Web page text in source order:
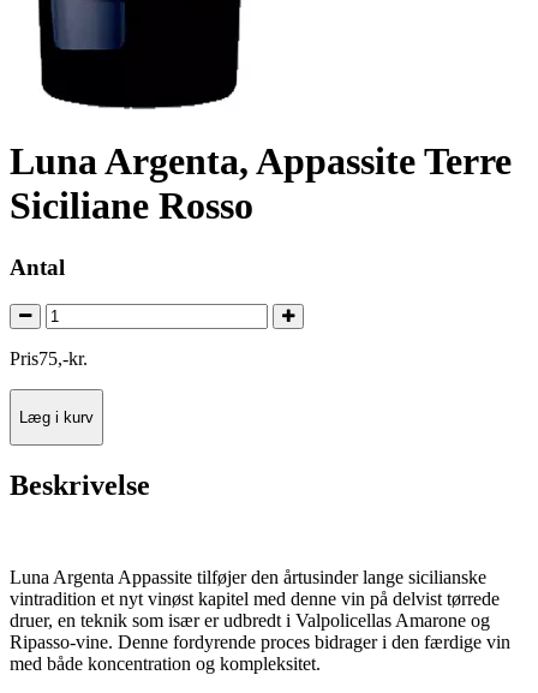
Luna Argenta, Appassite Terre
Siciliane Rosso
Antal
Pris75,-kr.
Læg i kurv
Beskrivelse
Luna Argenta Appassite tilføjer den årtusinder lange sicilianske
vintradition et nyt vinøst kapitel med denne vin på delvist tørrede
druer, en teknik som især er udbredt i Valpolicellas Amarone og
Ripasso-vine. Denne fordyrende proces bidrager i den færdige vin
med både koncentration og kompleksitet.